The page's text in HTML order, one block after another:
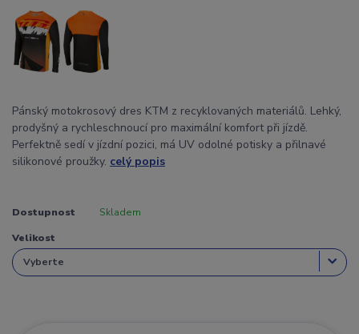
Pánský motokrosový dres KTM z recyklovaných materiálů. Lehký,
prodyšný a rychleschnoucí pro maximální komfort při jízdě.
Perfektně sedí v jízdní pozici, má UV odolné potisky a přilnavé
silikonové proužky. celý popis
Dostupnost Skladem
Velikost